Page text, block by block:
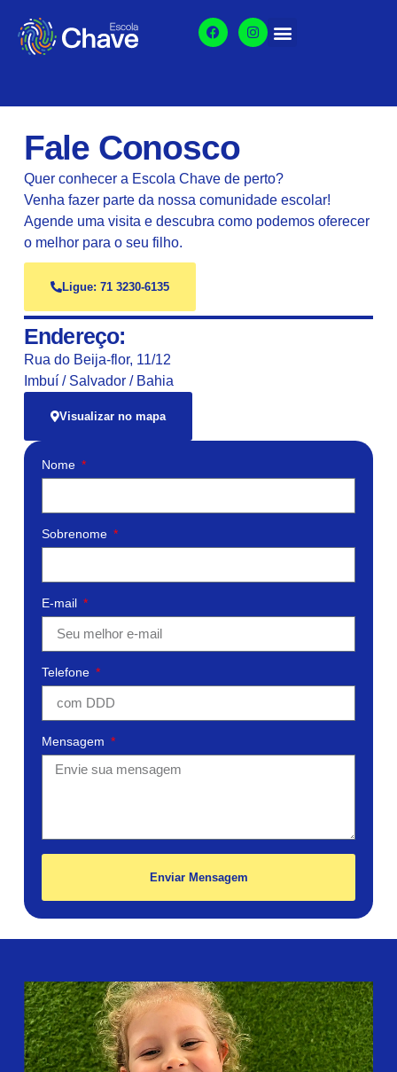
Fale Conosco
Quer conhecer a Escola Chave de perto?
Venha fazer parte da nossa comunidade escolar!
Agende uma visita e descubra como podemos oferecer
o melhor para o seu filho.
Ligue: 71 3230-6135
Endereço:
Rua do Beija-flor, 11/12
Imbuí / Salvador / Bahia
Visualizar no mapa
Nome
Sobrenome
E-mail
Telefone
Mensagem
Enviar Mensagem